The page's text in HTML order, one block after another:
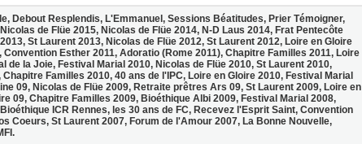
Debout Resplendis, L'Emmanuel, Sessions Béatitudes, Prier Témoigner,
Nicolas de Flüe 2015, Nicolas de Flüe 2014, N-D Laus 2014, Frat Pentecôte
St Laurent 2013, Nicolas de Flüe 2012, St Laurent 2012, Loire en Gloire
Convention Esther 2011, Adoratio (Rome 2011), Chapitre Familles 2011, Loire
de la Joie, Festival Marial 2010, Nicolas de Flüe 2010, St Laurent 2010,
Chapitre Familles 2010, 40 ans de l'IPC, Loire en Gloire 2010, Festival Marial
09, Nicolas de Flüe 2009, Retraite prêtres Ars 09, St Laurent 2009, Loire en
09, Chapitre Familles 2009, Bioéthique Albi 2009, Festival Marial 2008,
Bioéthique ICR Rennes, les 30 ans de FC, Recevez l'Esprit Saint, Convention
Coeurs, St Laurent 2007, Forum de l'Amour 2007, La Bonne Nouvelle,